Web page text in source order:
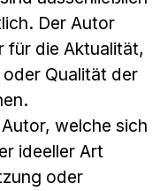
Der Autor
für die Aktualität,
Qualität der
welche sich
ideeller Art
oder